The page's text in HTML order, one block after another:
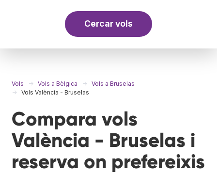
Cercar vols
Vols Vols a Bèlgica
Vols a Bruselas
Vols València - Bruselas
Compara vols
València - Bruselas i
reserva on prefereixis